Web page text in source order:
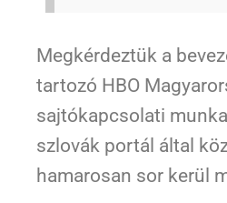
Megkérdeztük a
tartozó HBO
sajtókapcsolati
szlovák portál által
hamarosan sor kerül